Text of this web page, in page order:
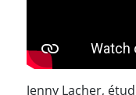
Jenny Lacher,